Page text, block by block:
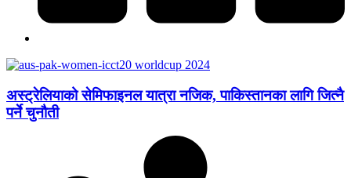
अस्ट्रेलियाको सेमिफाइनल यात्रा नजिक, पाकिस्तानका लागि जित्नै
पर्ने चुनौती